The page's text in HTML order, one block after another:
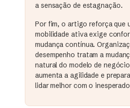
a sensação de estagnação.
Por fim, o artigo reforça que
mobilidade ativa exige
mudança contínua.
desempenho tratam a
natural do modelo de
aumenta a agilidade e
lidar melhor com o